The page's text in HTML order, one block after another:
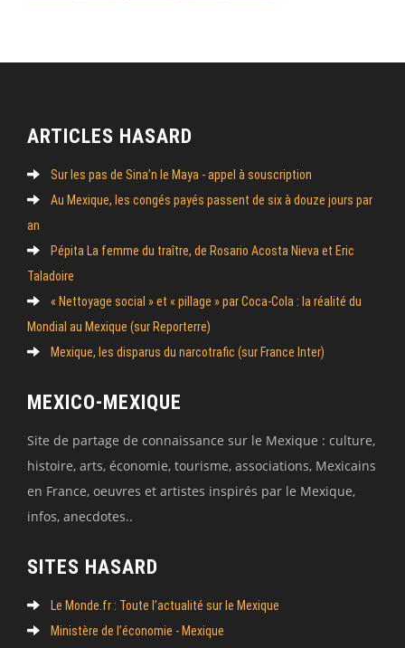
ARTICLES HASARD
Sur les pas de Sina’n le Maya - appel à souscription
Au Mexique, les congés payés passent de six à douze jours par
an
Pépita La femme du traître, de Rosario Acosta Nieva et Eric
Taladoire
« Nettoyage social » et « pillage » par Coca-Cola : la réalité du
Mondial au Mexique (sur Reporterre)
Mexique, les disparus du narcotrafic (sur France Inter)
MEXICO-MEXIQUE
Site de partage de connaissance sur le Mexique : culture,
histoire, arts, économie, tourisme, associations, Mexicains
en France, oeuvres et artistes inspirés par le Mexique,
infos, anecdotes..
SITES HASARD
Le Monde.fr : Toute l’actualité sur le Mexique
Ministère de l’économie - Mexique